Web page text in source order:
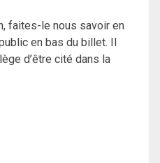
faites-le nous savoir en
en bas du billet. Il
d’être cité dans la